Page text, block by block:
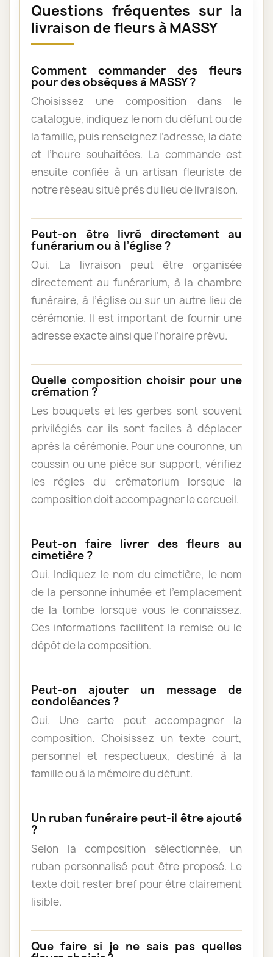
Questions fréquentes sur la
livraison de fleurs à MASSY
Comment commander des fleurs
pour des obsèques à MASSY ?
Choisissez une composition dans le
catalogue, indiquez le nom du défunt ou de
la famille, puis renseignez l’adresse, la date
et l’heure souhaitées. La commande est
ensuite confiée à un artisan fleuriste de
notre réseau situé près du lieu de livraison.
Peut-on être livré directement au
funérarium ou à l’église ?
Oui. La livraison peut être organisée
directement au funérarium, à la chambre
funéraire, à l’église ou sur un autre lieu de
cérémonie. Il est important de fournir une
adresse exacte ainsi que l’horaire prévu.
Quelle composition choisir pour une
crémation ?
Les bouquets et les gerbes sont souvent
privilégiés car ils sont faciles à déplacer
après la cérémonie. Pour une couronne, un
coussin ou une pièce sur support, vérifiez
les règles du crématorium lorsque la
composition doit accompagner le cercueil.
Peut-on faire livrer des fleurs au
cimetière ?
Oui. Indiquez le nom du cimetière, le nom
de la personne inhumée et l’emplacement
de la tombe lorsque vous le connaissez.
Ces informations facilitent la remise ou le
dépôt de la composition.
Peut-on ajouter un message de
condoléances ?
Oui. Une carte peut accompagner la
composition. Choisissez un texte court,
personnel et respectueux, destiné à la
famille ou à la mémoire du défunt.
Un ruban funéraire peut-il être ajouté
?
Selon la composition sélectionnée, un
ruban personnalisé peut être proposé. Le
texte doit rester bref pour être clairement
lisible.
Que faire si je ne sais pas quelles